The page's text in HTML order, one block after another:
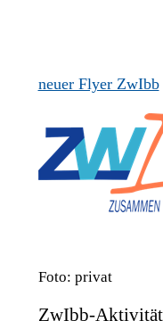
neuer Flyer ZwIbb
Foto: privat
ZwIbb-